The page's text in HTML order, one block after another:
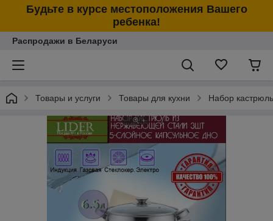
Будьте в курсе местоположения Вашего
ребенка!
Распродажи в Беларуси
Товары и услуги Товары для кухни Набор